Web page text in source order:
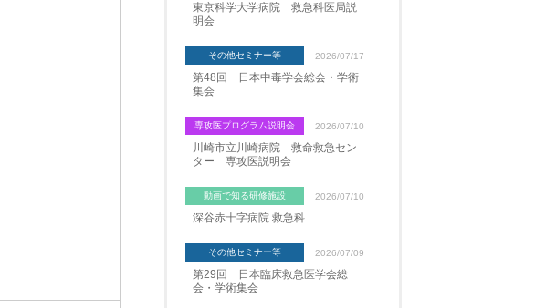
東京科学大学病院 救急科医局説
明会
その他セミナー等 2026/07/17
第48回 日本中毒学会総会・学術
集会
専攻医プログラム説明会 2026/07/10
川崎市立川崎病院 救命救急セン
ター 専攻医説明会
動画で知る研修施設 2026/07/10
深谷赤十字病院 救急科
その他セミナー等 2026/07/09
第29回 日本臨床救急医学会総
会・学術集会